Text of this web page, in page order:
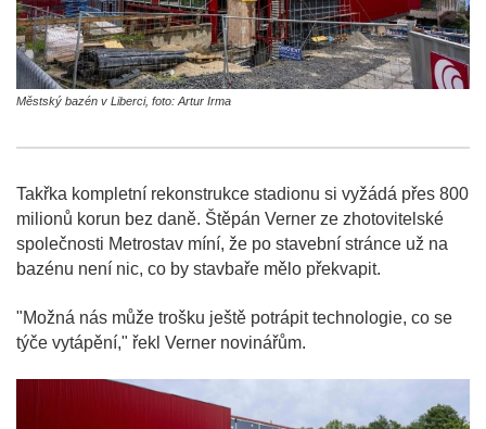
Městský bazén v Liberci, foto: Artur Irma
Takřka kompletní rekonstrukce stadionu si vyžádá přes 800
milionů korun bez daně. Štěpán Verner ze zhotovitelské
společnosti Metrostav míní, že po stavební stránce už na
bazénu není nic, co by stavbaře mělo překvapit.
"Možná nás může trošku ještě potrápit technologie, co se
týče vytápění," řekl Verner novinářům.